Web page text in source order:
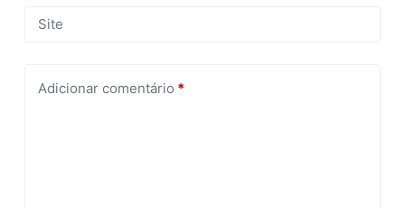
Site
Adicionar comentário *